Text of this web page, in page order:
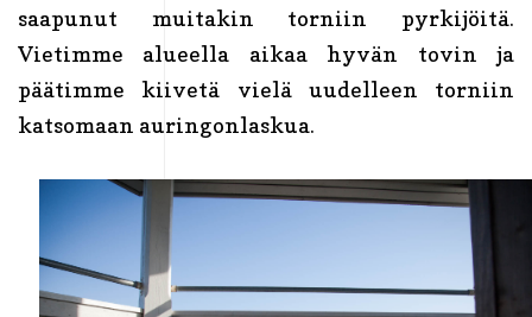
saapunut muitakin torniin pyrkijöitä.
Vietimme alueella aikaa hyvän tovin ja
päätimme kiivetä vielä uudelleen torniin
katsomaan auringonlaskua.